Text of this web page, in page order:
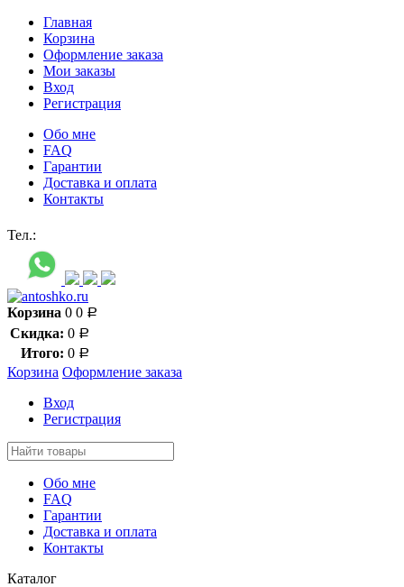
Главная
Корзина
Оформление заказа
Мои заказы
Вход
Регистрация
Обо мне
FAQ
Гарантии
Доставка и оплата
Контакты
Тел.:
Корзина 0 0 Р
Скидка: 0 Р
Итого: 0 Р
Корзина Оформление заказа
Вход
Регистрация
Обо мне
FAQ
Гарантии
Доставка и оплата
Контакты
Каталог